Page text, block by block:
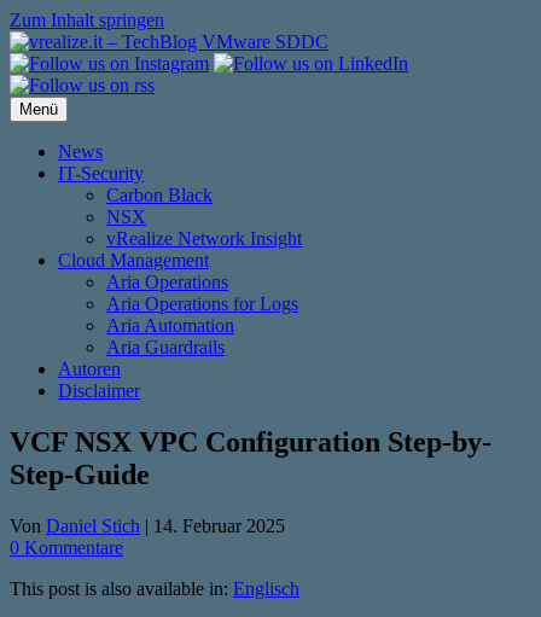
Zum Inhalt springen
Menü
News
IT-Security
Carbon Black
NSX
vRealize Network Insight
Cloud Management
Aria Operations
Aria Operations for Logs
Aria Automation
Aria Guardrails
Autoren
Disclaimer
VCF NSX VPC Configuration Step-by-
Step-Guide
Von Daniel Stich | 14. Februar 2025
0 Kommentare
This post is also available in: Englisch